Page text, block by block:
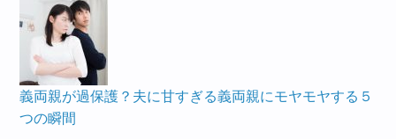
義両親が過保護？夫に甘すぎる義両親にモヤモヤする５
つの瞬間